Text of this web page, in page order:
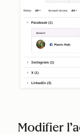
Modifier